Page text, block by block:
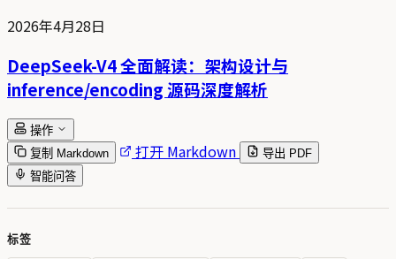
2026年4月28日
DeepSeek-V4 全面解读：架构设计与
inference/encoding 源码深度解析
操作
复制 Markdown
打开 Markdown
导出 PDF
智能问答
标签